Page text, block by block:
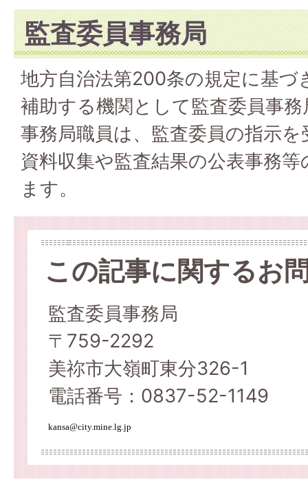
監査委員事務局
地方自治法第200条の規定に基づ
補助する機関として監査委員事
事務局職員は、監査委員の指示
資料収集や監査結果の公表事務
ます。
この記事に関するお
監査委員事務局
〒759-2292
美祢市大嶺町東分326-1
電話番号：0837-52-1149
kansa@city.mine.lg.jp